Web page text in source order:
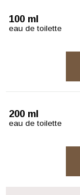
100 ml
eau de toilette
200 ml
eau de toilette